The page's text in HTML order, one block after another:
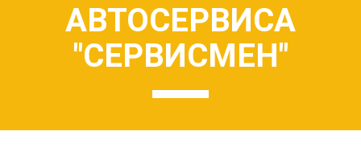
АВТОСЕРВИСА
"СЕРВИСМЕН"